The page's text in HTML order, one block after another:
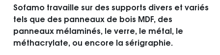
Sofamo travaille sur des supports divers et variés
tels que des panneaux de bois MDF, des
panneaux mélaminés, le verre, le métal, le
méthacrylate, ou encore la sérigraphie.